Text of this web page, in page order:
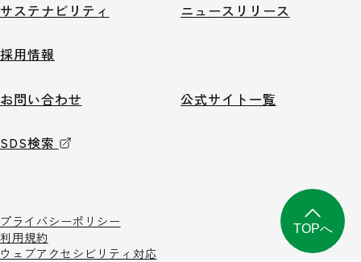
サステナビリティ ニュースリリース
採用情報
お問い合わせ 公式サイト一覧
SDS検索
プライバシーポリシー
利用規約
ウェブアクセシビリティ対応
TOPへ